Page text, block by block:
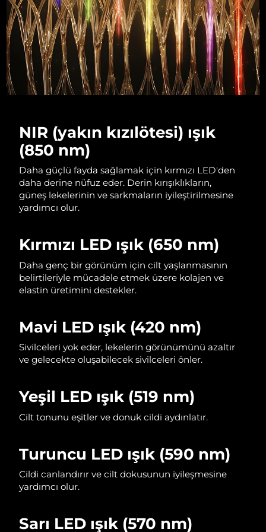
NIR (yakın kızılötesi) ışık
(850 nm)
Daha güçlü fayda sağlamak için kırmızı LED'den
daha derine nüfuz eder. Derin kırışıklıkların,
güneş lekelerinin ve sarkmaların iyileştirilmesine
yardımcı olur.
Kırmızı LED ışık (650 nm)
Daha genç bir görünüm için cilt yaşlanmasının
belirtileriyle mücadele etmek üzere kolajen ve
elastin üretimini destekler.
Mavi LED ışık (420 nm)
Sivilceleri yok eder, lekelerin görünümünü azaltır
ve gelecekte oluşabilecek sivilceleri önler.
Yeşil LED ışık (519 nm)
Cilt tonunu eşitler ve donuk cildi aydınlatır.
Turuncu LED ışık (590 nm)
Cildi canlandırır ve cilt dokusunun iyileşmesine
yardımcı olur.
Sarı LED ışık (570 nm)
Çin Makao ÖİB Tahmini teslim tarihi8/12/26
Malezya Tahmini teslim tarihi8/13/26
Malta Tahmini teslim tarihi8/10/26
Monako Tahmini teslim tarihi
Hollanda Tahmini teslim tarihi8/10/26
Yeni Zelanda Tahmini teslim tarihi8/10/26
Umman Tahmini teslim tarihi8/13/26
Filipinler Tahmini teslim tarihi8/13/26
Portekiz Tahmini teslim tarihi
Porto Riko Tahmini teslim tarihi
Katar Tahmini teslim tarihi
Reunion Tahmini teslim tarihi
Romanya
Rusya Tahmini teslim tarihi8/18/26
Singapur Tahmini teslim tarihi